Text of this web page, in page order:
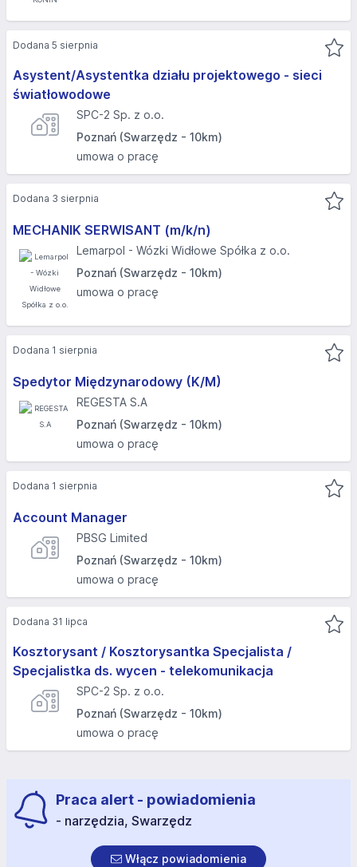
Asystent/Asystentka działu projektowego - sieci
światłowodowe
SPC-2 Sp. z o.o.
Poznań (Swarzędz - 10km)
umowa o pracę
Dodana 5 sierpnia
MECHANIK SERWISANT (m/k/n)
Lemarpol - Wózki Widłowe Spółka z o.o.
Poznań (Swarzędz - 10km)
umowa o pracę
Dodana 3 sierpnia
Spedytor Międzynarodowy (K/M)
REGESTA S.A
Poznań (Swarzędz - 10km)
umowa o pracę
Dodana 1 sierpnia
Account Manager
PBSG Limited
Poznań (Swarzędz - 10km)
umowa o pracę
Dodana 1 sierpnia
Kosztorysant / Kosztorysantka Specjalista /
Specjalistka ds. wycen - telekomunikacja
SPC-2 Sp. z o.o.
Poznań (Swarzędz - 10km)
umowa o pracę
Dodana 31 lipca
Praca alert - powiadomienia
- narzędzia, Swarzędz
Włącz powiadomienia